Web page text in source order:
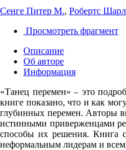
Сенге Питер М., Робертс
Просмотреть фрагмент
Описание
Об авторе
Информация
«Танец перемен» – это
книге показано, что и как
глубинных перемен. Авторы
истинными приверженцами
способы их решения. Книга
неформальным лидерам и